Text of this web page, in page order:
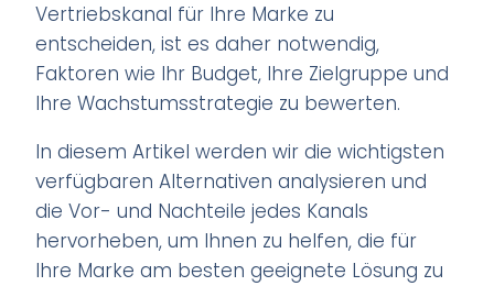
Vertriebskanal für Ihre Marke zu
entscheiden, ist es daher notwendig,
Faktoren wie Ihr Budget, Ihre Zielgruppe und
Ihre Wachstumsstrategie zu bewerten.
In diesem Artikel werden wir die wichtigsten
verfügbaren Alternativen analysieren und
die Vor- und Nachteile jedes Kanals
hervorheben, um Ihnen zu helfen, die für
Ihre Marke am besten geeignete Lösung zu